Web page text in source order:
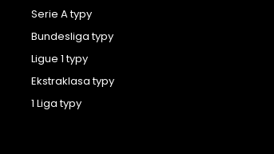
Serie A typy
Bundesliga typy
Ligue 1 typy
Ekstraklasa typy
1 Liga typy